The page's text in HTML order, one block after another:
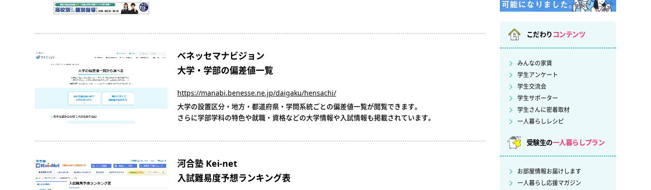
ベネッセマナビジョン
大学・学部の偏差値一覧
https://manabi.benesse.ne.jp/daigaku/hensachi/
大学の設置区分・地方・都道府県・学問系統ごとの偏差値一覧が閲覧できます。
さらに学部学科の特色や就職・資格などの大学情報や入試情報も掲載されています。
河合塾 Kei-net
入試難易度予想ランキング表
こだわり コンテンツ
みんなの家賃
学生アンケート
学生交流会
学生サポーター
学生さんに密着取材
一人暮らしレシピ
受験生の一人暮らしプラン
お部屋情報お届けします
一人暮らし応援マガジン